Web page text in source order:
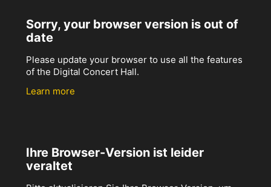
Sorry, your browser version is out of
date
Please update your browser to use all the features
of the Digital Concert Hall.
Learn more
Ihre Browser-Version ist leider
veraltet